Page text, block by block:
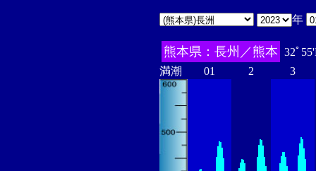
年
熊本県：長州／熊本 32ﾟ
満潮
01 2 3